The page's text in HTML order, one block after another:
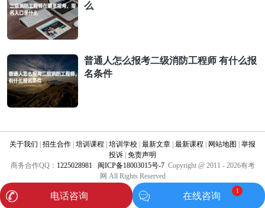
么
普通人怎么报考二级消防工程师 有什么报
名条件
关于我们 招生合作 培训课程 培训学校 最新文章 最新课程 网站地图
举报
投诉 免责声明
商务合作QQ： 1225028981 闽ICP备18003015号-7Copyright @ 2011 - 2026有考
网 All Rights Reserved
电话咨询 在线咨询
1